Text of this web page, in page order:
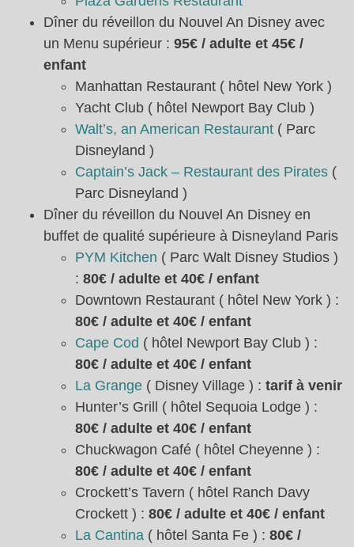
Dîner du réveillon du Nouvel An Disney avec
un Menu supérieur : 95€ / adulte et 45€ /
enfant
Manhattan Restaurant ( hôtel New York )
Yacht Club ( hôtel Newport Bay Club )
Walt’s, an American Restaurant ( Parc
Disneyland )
Captain’s Jack – Restaurant des Pirates (
Parc Disneyland )
Dîner du réveillon du Nouvel An Disney en
buffet de qualité supérieure à Disneyland Paris
PYM Kitchen ( Parc Walt Disney Studios )
: 80€ / adulte et 40€ / enfant
Downtown Restaurant ( hôtel New York ) :
80€ / adulte et 40€ / enfant
Cape Cod ( hôtel Newport Bay Club ) :
80€ / adulte et 40€ / enfant
La Grange ( Disney Village ) : tarif à venir
Hunter’s Grill ( hôtel Sequoia Lodge ) :
80€ / adulte et 40€ / enfant
Chuckwagon Café ( hôtel Cheyenne ) :
80€ / adulte et 40€ / enfant
Crockett’s Tavern ( hôtel Ranch Davy
Crockett ) : 80€ / adulte et 40€ / enfant
La Cantina ( hôtel Santa Fe ) : 80€ /